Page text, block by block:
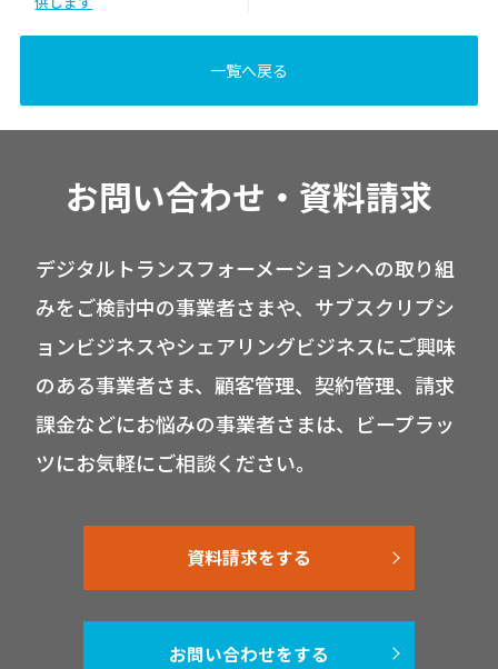
一覧へ戻る
お問い合わせ・資料請求
デジタルトランスフォーメーションへの取り組
みをご検討中の事業者さまや、サブスクリプシ
ョンビジネスやシェアリングビジネスにご興味
のある事業者さま、顧客管理、契約管理、請求
課金などにお悩みの事業者さまは、ビープラッ
ツにお気軽にご相談ください。
資料請求をする
お問い合わせをする